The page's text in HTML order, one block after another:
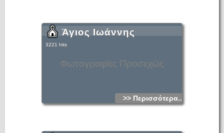
Φωτογραφίες Προσεχώς
Άγιος Ιωάννης
3221 hits
>> Περισσότερα...